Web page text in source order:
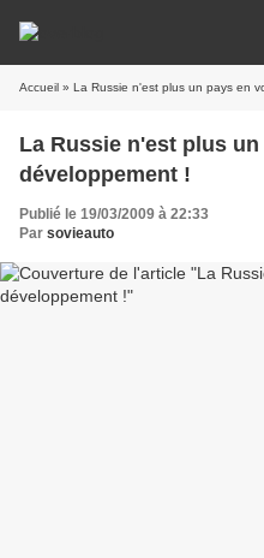
Accueil » La Russie n'est plus un pays en
La Russie n'est plus
développement !
Publié le 19/03/2009 à 22:33
Par sovieauto